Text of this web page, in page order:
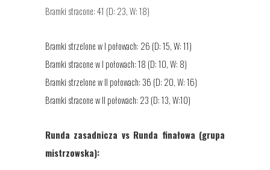
Bramki stracone: 41 (D: 23, W: 18)
Bramki strzelone w I połowach: 26 (D: 15, W: 11)
Bramki stracone w I połowach: 18 (D: 10, W: 8)
Bramki strzelone w II połowach: 36 (D: 20, W: 16)
Bramki stracone w II połowach: 23 (D: 13, W:10)
Runda zasadnicza vs Runda finałowa (grupa
mistrzowska):